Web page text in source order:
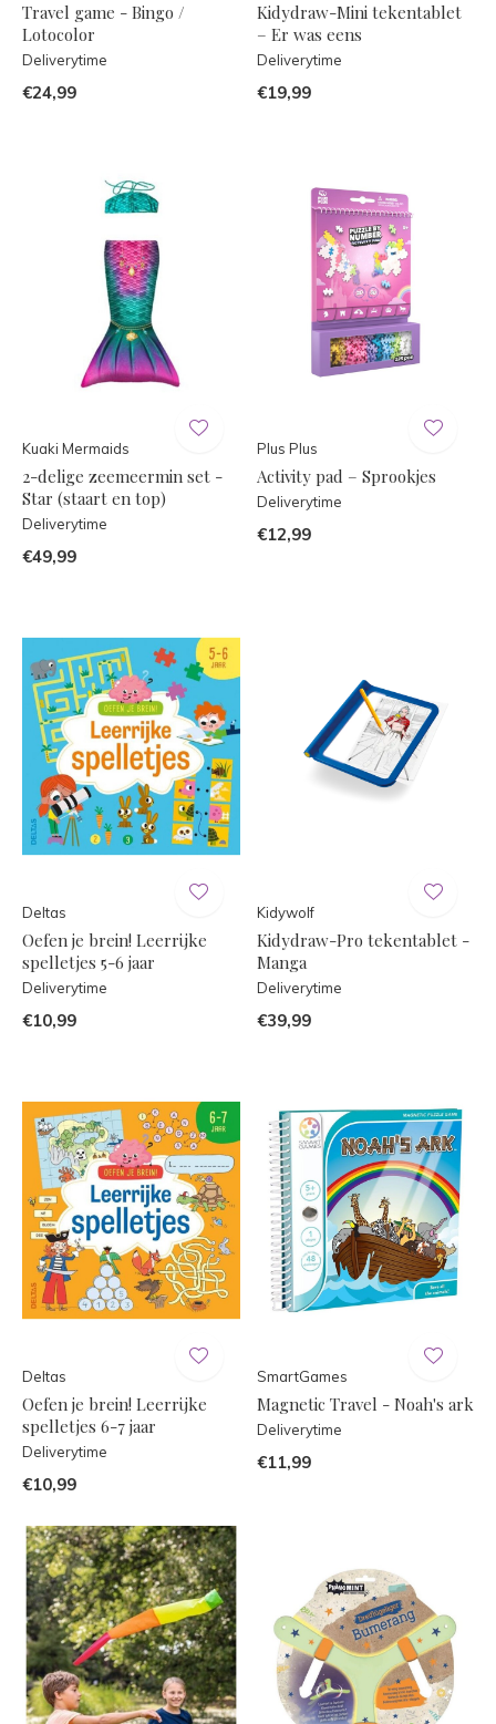
Travel game - Bingo /
Lotocolor
Deliverytime
€24,99
Kidydraw-Mini tekentablet
– Er was eens
Deliverytime
€19,99
Kuaki Mermaids
2-delige zeemeermin set -
Star (staart en top)
Deliverytime
€49,99
Plus Plus
Activity pad – Sprookjes
Deliverytime
€12,99
Deltas
Oefen je brein! Leerrijke
spelletjes 5-6 jaar
Deliverytime
€10,99
Kidywolf
Kidydraw-Pro tekentablet -
Manga
Deliverytime
€39,99
Deltas
Oefen je brein! Leerrijke
spelletjes 6-7 jaar
Deliverytime
€10,99
SmartGames
Magnetic Travel - Noah's ark
Deliverytime
€11,99